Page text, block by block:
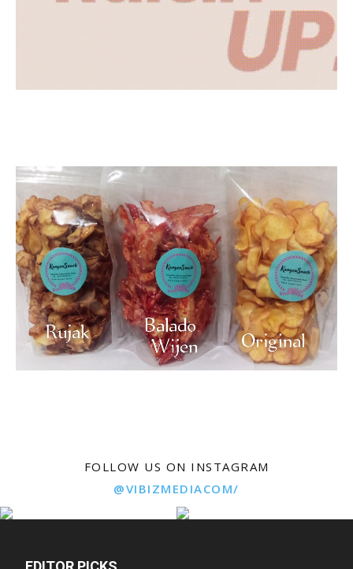
FOLLOW US ON INSTAGRAM
@VIBIZMEDIACOM/